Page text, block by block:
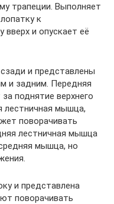
трапеции. Выполняет
к
вверх и опускает её
и представлены
и задним. Передняя
поднятие верхнего
лестничная мышца,
поворачивать
лестничная мышца
мышца, но
и представлена
поворачивать